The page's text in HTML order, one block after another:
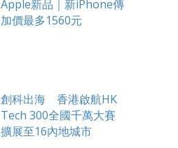
Apple新品｜新iPhone傳
加價最多1560元
創科出海 香港啟航HK
Tech 300全國千萬大賽
擴展至16內地城市